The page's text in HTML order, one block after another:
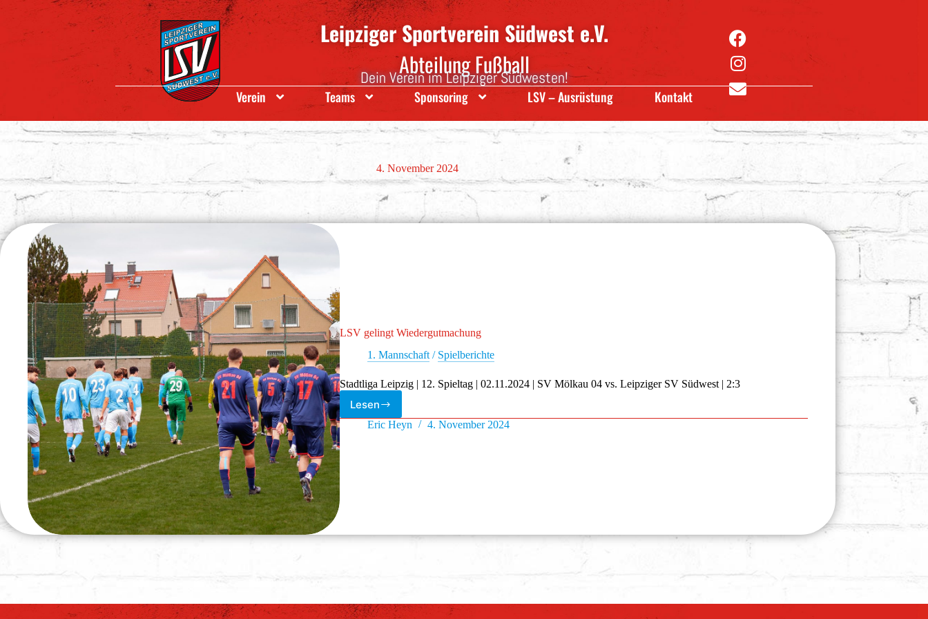
Leipziger Sportverein Südwest e.V.
Abteilung Fußball
Dein Verein im Leipziger Südwesten!
Verein Teams Sponsoring LSV – Ausrüstung Kontakt
4. November 2024
LSV gelingt Wiedergutmachung
1. Mannschaft/ Spielberichte
Stadtliga Leipzig | 12. Spieltag | 02.11.2024 | SV Mölkau 04 vs. Leipziger SV Südwest | 2:3
Lesen
Eric Heyn 4. November 2024